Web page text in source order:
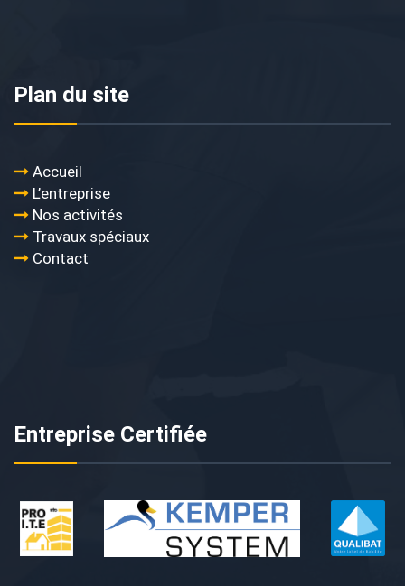
Plan du site
Accueil
L’entreprise
Nos activités
Travaux spéciaux
Contact
Entreprise Certifiée